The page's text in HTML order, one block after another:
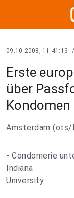
09.10.2008, 11:41:13 /
Erste
über
Kondomen
Amsterdam (ots/
- Condomerie
Indiana
University